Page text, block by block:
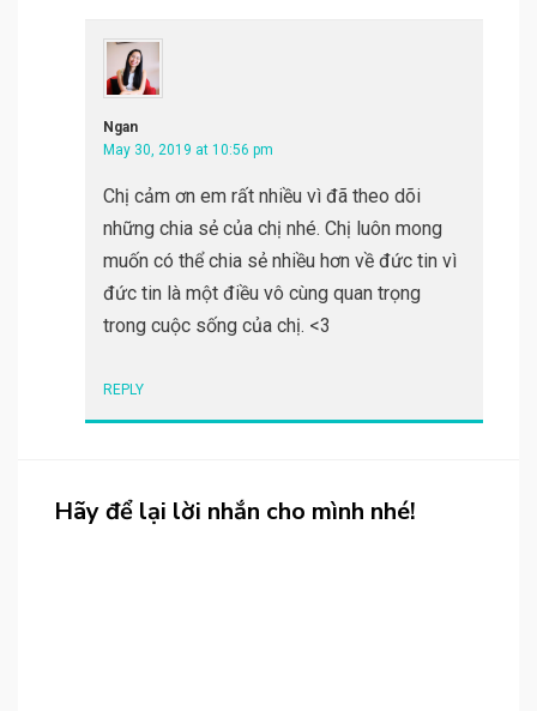
Ngan
May 30, 2019 at 10:56 pm
Chị cảm ơn em rất nhiều vì đã theo dõi
những chia sẻ của chị nhé. Chị luôn mong
muốn có thể chia sẻ nhiều hơn về đức tin vì
đức tin là một điều vô cùng quan trọng
trong cuộc sống của chị. <3
REPLY
Hãy để lại lời nhắn cho mình nhé!